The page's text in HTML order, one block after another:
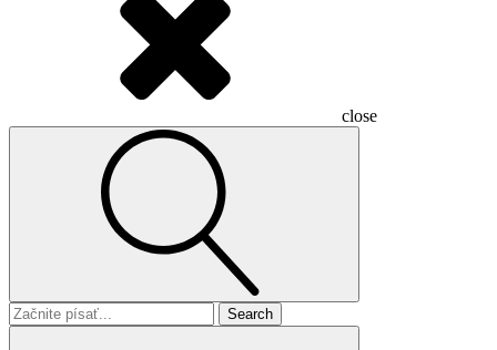
close
Search
for